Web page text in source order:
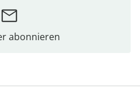
abonnieren